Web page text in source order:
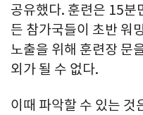
공유했다. 훈련은 15분
든 참가국들이 초반 워
노출을 위해 훈련장 문
외가 될 수 없다.
이때 파악할 수 있는